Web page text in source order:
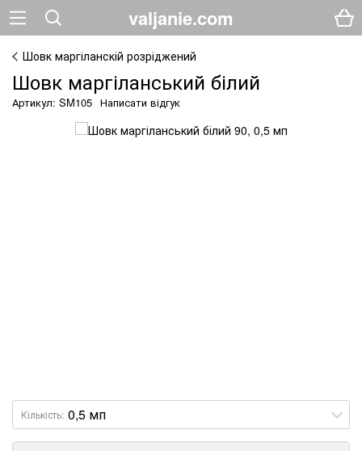
Шовк маргіланскій розріджений
Шовк маргіланський білий
Артикул: SM105 Написати відгук
Кількість:
valjanie.com